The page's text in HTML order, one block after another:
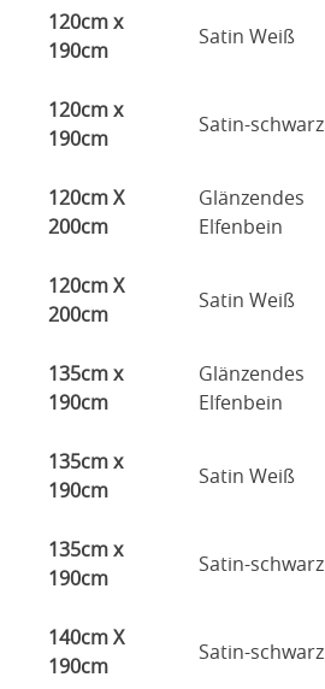
120cm x
190cm
Satin Weiß
120cm x
190cm
Satin-schwarz
120cm X
200cm
Glänzendes
Elfenbein
120cm X
200cm
Satin Weiß
135cm x
190cm
Glänzendes
Elfenbein
135cm x
190cm
Satin Weiß
135cm x
190cm
Satin-schwarz
140cm X
190cm
Satin-schwarz